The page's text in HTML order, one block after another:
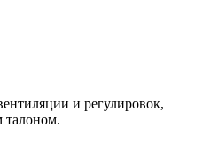
и регулировок,
талоном.